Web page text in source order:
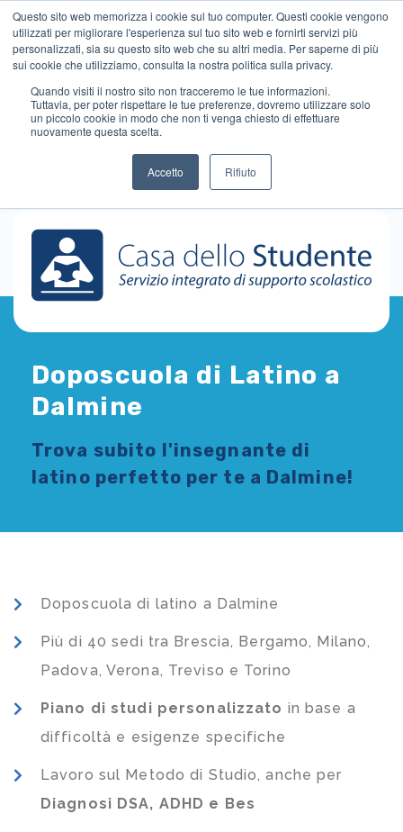
Questo sito web memorizza i cookie sul tuo computer. Questi cookie vengono
utilizzati per migliorare l'esperienza sul tuo sito web e fornirti servizi più
personalizzati, sia su questo sito web che su altri media. Per saperne di più
sui cookie che utilizziamo, consulta la nostra politica sulla privacy.
Quando visiti il ​​nostro sito non tracceremo le tue informazioni.
Tuttavia, per poter rispettare le tue preferenze, dovremo utilizzare solo
un piccolo cookie in modo che non ti venga chiesto di effettuare
nuovamente questa scelta.
Accetto Rifiuto
Doposcuola di Latino a
Dalmine
Trova subito l'insegnante di
latino perfetto per te a Dalmine!
Doposcuola di latino a Dalmine
Più di 40 sedi tra Brescia, Bergamo, Milano,
Padova, Verona, Treviso e Torino
Piano di studi personalizzato in base a
difficoltà e esigenze specifiche
Lavoro sul Metodo di Studio, anche per
Diagnosi DSA, ADHD e Bes